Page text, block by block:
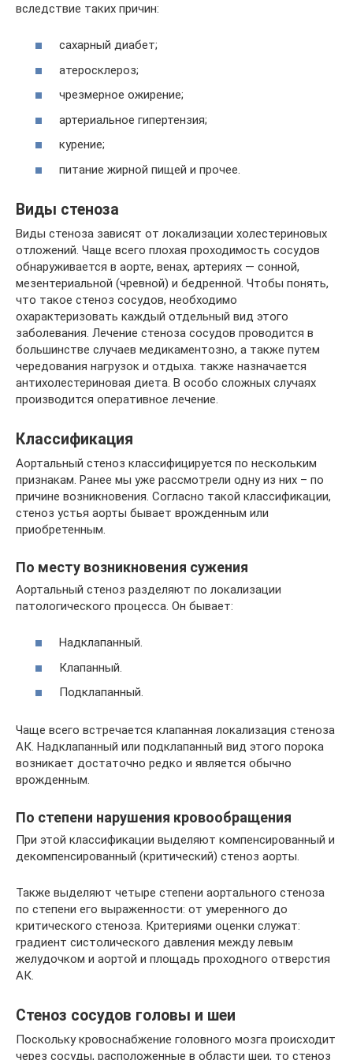
вследствие таких причин:
сахарный диабет;
атеросклероз;
чрезмерное ожирение;
артериальное гипертензия;
курение;
питание жирной пищей и прочее.
Виды стеноза
Виды стеноза зависят от локализации холестериновых
отложений. Чаще всего плохая проходимость сосудов
обнаруживается в аорте, венах, артериях — сонной,
мезентериальной (чревной) и бедренной. Чтобы понять,
что такое стеноз сосудов, необходимо
охарактеризовать каждый отдельный вид этого
заболевания. Лечение стеноза сосудов проводится в
большинстве случаев медикаментозно, а также путем
чередования нагрузок и отдыха. также назначается
антихолестериновая диета. В особо сложных случаях
производится оперативное лечение.
Классификация
Аортальный стеноз классифицируется по нескольким
признакам. Ранее мы уже рассмотрели одну из них – по
причине возникновения. Согласно такой классификации,
стеноз устья аорты бывает врожденным или
приобретенным.
По месту возникновения сужения
Аортальный стеноз разделяют по локализации
патологического процесса. Он бывает:
Надклапанный.
Клапанный.
Подклапанный.
Чаще всего встречается клапанная локализация стеноза
АК. Надклапанный или подклапанный вид этого порока
возникает достаточно редко и является обычно
врожденным.
По степени нарушения кровообращения
При этой классификации выделяют компенсированный и
декомпенсированный (критический) стеноз аорты.
Также выделяют четыре степени аортального стеноза
по степени его выраженности: от умеренного до
критического стеноза. Критериями оценки служат:
градиент систолического давления между левым
желудочком и аортой и площадь проходного отверстия
АК.
Стеноз сосудов головы и шеи
Поскольку кровоснабжение головного мозга происходит
через сосуды, расположенные в области шеи, то стеноз